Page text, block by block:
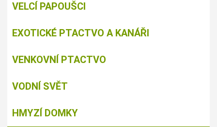
VELCÍ PAPOUŠCI
EXOTICKÉ PTACTVO A KANÁŘI
VENKOVNÍ PTACTVO
VODNÍ SVĚT
HMYZÍ DOMKY